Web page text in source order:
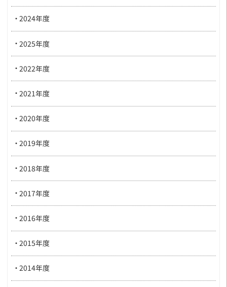
2024年度
2025年度
2022年度
2021年度
2020年度
2019年度
2018年度
2017年度
2016年度
2015年度
2014年度